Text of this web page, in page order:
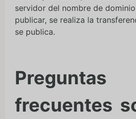
servidor del nombre de
publicar, se realiza la
se publica.
Preguntas
frecuentes